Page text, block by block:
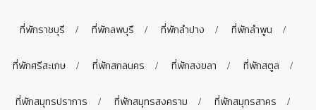
ที่พักราชบุรี ที่พักลพบุรี ที่พักลำปาง ที่พักลำพูน
ที่พักศรีสะเกษ ที่พักสกลนคร ที่พักสงขลา ที่พักสตูล
ที่พักสมุทรปราการ ที่พักสมุทรสงคราม ที่พักสมุทรสาคร